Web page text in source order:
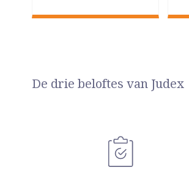
De drie beloftes van Judex